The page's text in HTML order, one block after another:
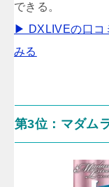
できる。
▶ DXLIVEの口コ
みる
第3位：マダム